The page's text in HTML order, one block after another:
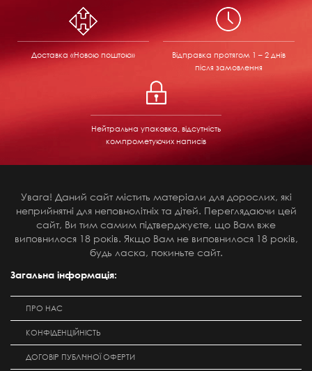
Доставка «Новою поштою» Відправка протягом 1 – 2 днів
після замовлення
Нейтральна упаковка, відсутність
компрометуючих написів
Увага! Даний сайт містить матеріали для дорослих, які
неприйнятні для неповнолітніх та дітей. Переглядаючи цей
сайт, Ви тим самим підтверджуєте, що Вам вже
виповнилося 18 років. Якщо Вам не виповнилося 18 років,
будь ласка, покиньте сайт.
Загальна інформація:
ПРО НАС
КОНФІДЕНЦІЙНІСТЬ
ДОГОВІР ПУБЛІЧНОЇ ОФЕРТИ